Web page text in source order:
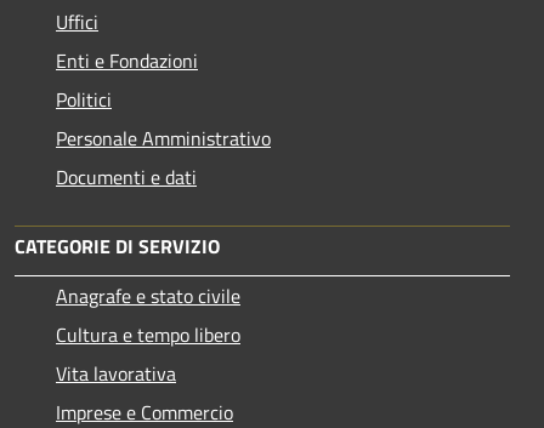
Uffici
Enti e Fondazioni
Politici
Personale Amministrativo
Documenti e dati
CATEGORIE DI SERVIZIO
Anagrafe e stato civile
Cultura e tempo libero
Vita lavorativa
Imprese e Commercio